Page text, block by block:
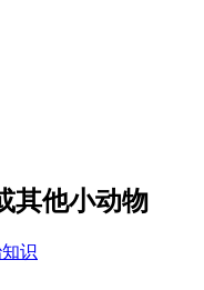
其他小动物
识